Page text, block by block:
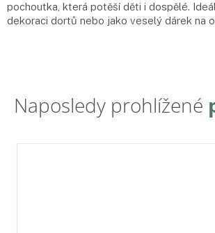
pochoutka, která potěší děti i dospělé.
dekoraci dortů nebo jako veselý dárek na